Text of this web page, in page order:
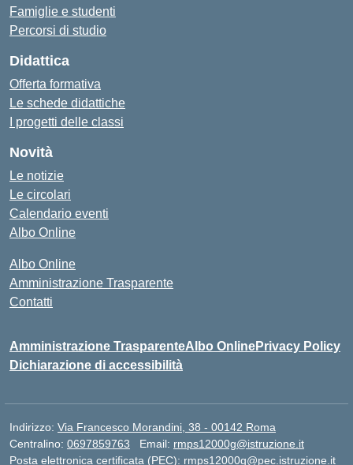
Famiglie e studenti
Percorsi di studio
Didattica
Offerta formativa
Le schede didattiche
I progetti delle classi
Novità
Le notizie
Le circolari
Calendario eventi
Albo Online
Albo Online
Amministrazione Trasparente
Contatti
Amministrazione TrasparenteAlbo OnlinePrivacy Policy
Dichiarazione di accessibilità
Indirizzo: Via Francesco Morandini, 38 - 00142 Roma
Centralino: 0697859763 Email: rmps12000g@istruzione.it
Posta elettronica certificata (PEC): rmps12000g@pec.istruzione.it